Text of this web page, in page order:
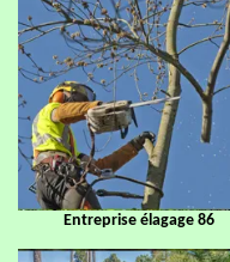
Entreprise élagage 86